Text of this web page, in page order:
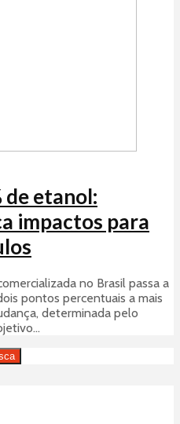
de etanol:
impactos para
no Brasil passa a
pontos percentuais a mais
determinada pelo